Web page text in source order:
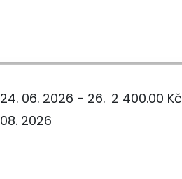
24. 06. 2026 - 26.
08. 2026
2 400.00 Kč